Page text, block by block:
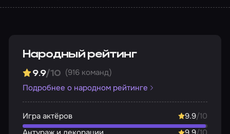
Народный рейтинг
9.9/10 (916 команд)
Подробнее о народном рейтинге
Игра актёров 9.9/10